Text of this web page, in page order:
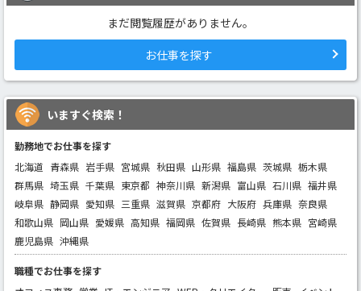
まだ閲覧履歴がありません。
お仕事を探す
いますぐ検索！
勤務地でお仕事を探す
北海道 青森県 岩手県 宮城県 秋田県 山形県 福島県 茨城県 栃木県
群馬県 埼玉県 千葉県 東京都 神奈川県 新潟県 富山県 石川県 福井県
岐阜県 静岡県 愛知県 三重県 滋賀県 京都府 大阪府 兵庫県 奈良県
和歌山県 岡山県 愛媛県 高知県 福岡県 佐賀県 長崎県 熊本県 宮崎県
鹿児島県 沖縄県
職種でお仕事を探す